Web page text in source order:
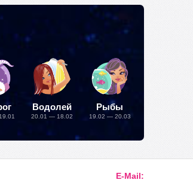
Водолей
20.01 — 18.02
Рыбы
19.02 — 20.03
E-Mail: